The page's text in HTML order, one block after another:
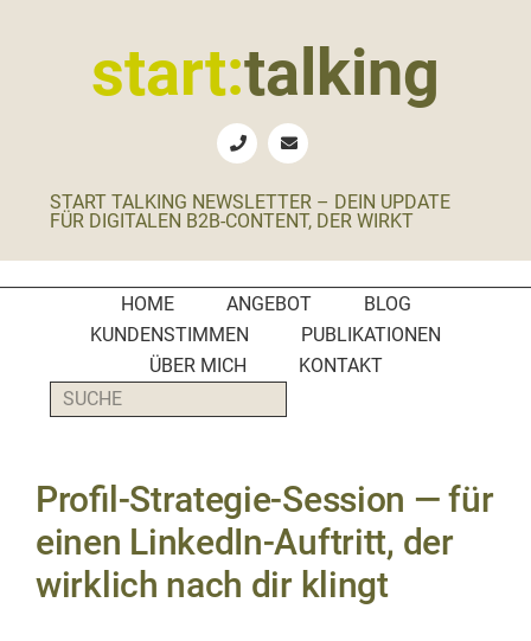
start:talking
B2B-
Social
Media
Manager
PR-
Agenturen
START TALKING NEWSLETTER – DEIN UPDATE
FÜR DIGITALEN B2B-CONTENT, DER WIRKT
HOME ANGEBOT
BLOG
KUNDENSTIMMEN
PUBLIKATIONEN
ÜBER MICH
KONTAKT
SUCHE
Profil-Strategie-Session — für
einen LinkedIn-Auftritt, der
wirklich nach dir klingt